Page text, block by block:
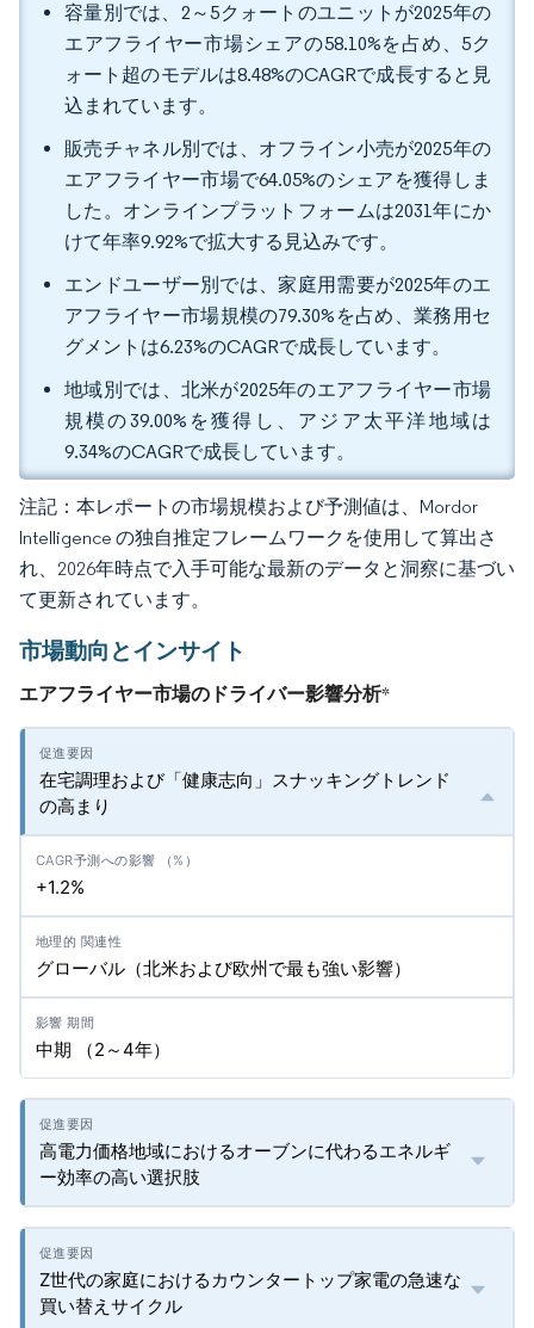
容量別では、2～5クォートのユニットが2025年の
エアフライヤー市場シェアの58.10%を占め、5ク
ォート超のモデルは8.48%のCAGRで成長すると見
込まれています。
販売チャネル別では、オフライン小売が2025年の
エアフライヤー市場で64.05%のシェアを獲得しま
した。オンラインプラットフォームは2031年にか
けて年率9.92%で拡大する見込みです。
エンドユーザー別では、家庭用需要が2025年のエ
アフライヤー市場規模の79.30%を占め、業務用セ
グメントは6.23%のCAGRで成長しています。
地域別では、北米が2025年のエアフライヤー市場
規模の39.00%を獲得し、アジア太平洋地域は
9.34%のCAGRで成長しています。
注記：本レポートの市場規模および予測値は、Mordor
Intelligence の独自推定フレームワークを使用して算出さ
れ、2026年時点で入手可能な最新のデータと洞察に基づい
て更新されています。
市場動向とインサイト
エアフライヤー市場のドライバー影響分析*
在宅調理および「健康志向」スナッキングトレンド
の高まり
+1.2%
グローバル（北米および欧州で最も強い影響）
中期 （2～4年）
高電力価格地域におけるオーブンに代わるエネルギ
ー効率の高い選択肢
Z世代の家庭におけるカウンタートップ家電の急速な
買い替えサイクル